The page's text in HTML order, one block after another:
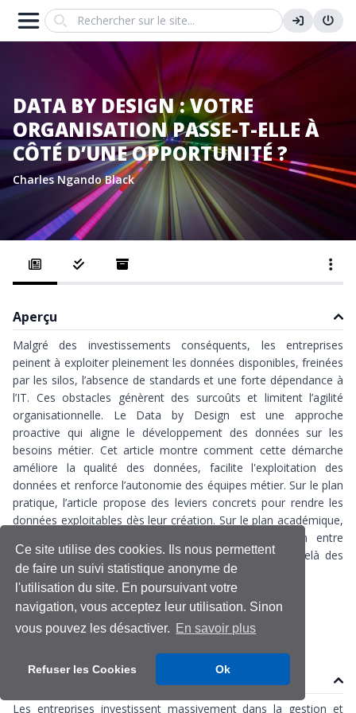
Ce site utilise des cookies. Ils nous permettent
de faire un suivi statistique anonyme de
l'utilisation du site. En poursuivant votre
navigation, vous acceptez leur utilisation. Sinon
vous pouvez les désactiver. En savoir plus
Refuser les Cookies Ok
Search
DATA BY DESIGN : VOTRE
ORGANISATION PASSE-T-ELLE À
CÔTÉ D’UNE OPPORTUNITÉ ?
Charles Ngando Black
Aperçu
Malgré des investissements conséquents, les entreprises
peinent à exploiter pleinement les données disponibles, freinées
par les silos, l’absence de standards et une forte dépendance à
l’IT. Ces obstacles génèrent des surcoûts et limitent l’agilité
organisationnelle. Le Data by Design est une approche
proactive qui aligne le développement des données sur les
besoins métier. Cet article montre comment cette démarche
améliore la qualité des données, facilite l'exploitation des
données et renforce l’autonomie des équipes métier. Sur le plan
pratique, l’article propose des leviers concrets pour rendre les
données exploitables dès leur création. Sur le plan académique,
il ouvre des perspectives de recherche sur le lien entre
gouvernance des données et création de valeur, au-delà des
approches administratives traditionnelles.
Data Governance Gouvernance des données
Les entreprises investissent massivement dans la gestion et